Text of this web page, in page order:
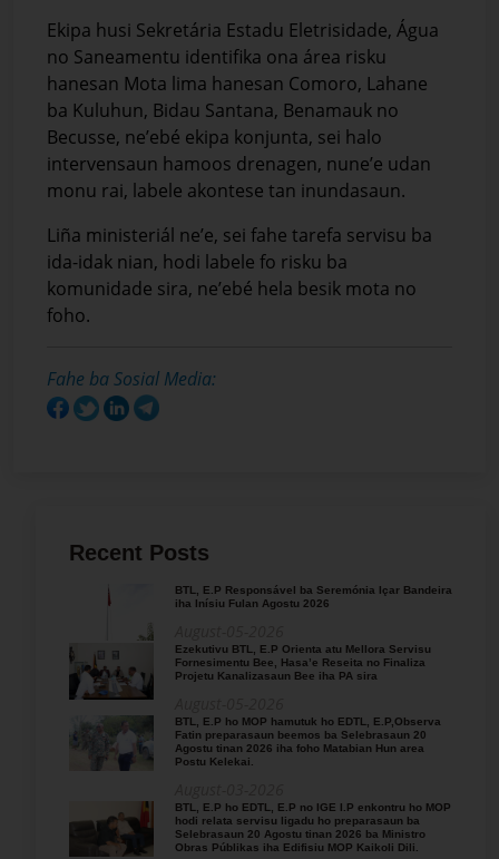
Ekipa husi Sekretária Estadu Eletrisidade, Água
no Saneamentu identifika ona área risku
hanesan Mota lima hanesan Comoro, Lahane
ba Kuluhun, Bidau Santana, Benamauk no
Becusse, ne’ebé ekipa konjunta, sei halo
intervensaun hamoos drenagen, nune’e udan
monu rai, labele akontese tan inundasaun.
Liña ministeriál ne’e, sei fahe tarefa servisu ba
ida-idak nian, hodi labele fo risku ba
komunidade sira, ne’ebé hela besik mota no
foho.
Fahe ba Sosial Media:
Recent Posts
BTL, E.P Responsável ba Seremónia Içar Bandeira
iha Inísiu Fulan Agostu 2026
Ezekutivu BTL, E.P Orienta atu Mellora Servisu
Fornesimentu Bee, Hasa’e Reseita no Finaliza
Projetu Kanalizasaun Bee iha PA sira
BTL, E.P ho MOP hamutuk ho EDTL, E.P,Observa
Fatin preparasaun beemos ba Selebrasaun 20
Agostu tinan 2026 iha foho Matabian Hun area
Postu Kelekai.
BTL, E.P ho EDTL, E.P no IGE I.P enkontru ho MOP
hodi relata servisu ligadu ho preparasaun ba
Selebrasaun 20 Agostu tinan 2026 ba Ministro
Obras Públikas iha Edifisiu MOP Kaikoli Dili.